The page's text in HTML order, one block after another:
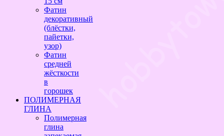
Фатин
декоративный
(блёстки,
пайетки,
узор)
Фатин
средней
жёсткости
в
горошек
ПОЛИМЕРНАЯ
ГЛИНА
Полимерная
глина